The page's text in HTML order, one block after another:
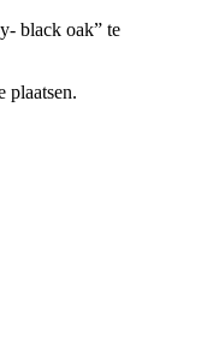
black oak” te
plaatsen.